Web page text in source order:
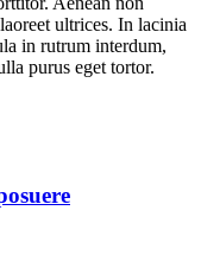
ultrices. In lacinia
in rutrum interdum,
purus eget tortor.